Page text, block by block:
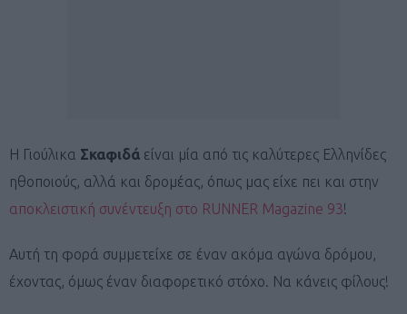
Η Γιούλικα Σκαφιδά είναι μία από τις καλύτερες Ελληνίδες
ηθοποιούς, αλλά και δρομέας, όπως μας είχε πει και στην
αποκλειστική συνέντευξη στο RUNNER Magazine 93!
Αυτή τη φορά συμμετείχε σε έναν ακόμα αγώνα δρόμου,
έχοντας, όμως έναν διαφορετικό στόχο. Να κάνεις φίλους!